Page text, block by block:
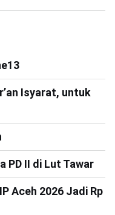
Isyarat, untuk
PD II di Lut Tawar
Aceh 2026 Jadi Rp